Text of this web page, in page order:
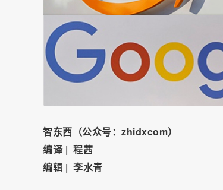
智东西（公众号：zhidxcom）
编译| 程茜
编辑 | 李水青